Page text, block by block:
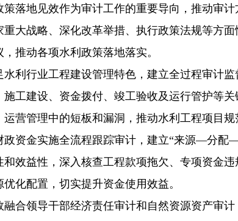
落地见效作为审计工作的重要导向，推动审
大战略、深化改革举措、执行政策法规等方
推动各项水利政策落地落实。
利行业工程建设管理特色，建立全过程审计
工建设、资金拨付、竣工验收及运行管护等
营管理中的短板和漏洞，推动水利工程项目规
政资金实施全流程跟踪审计，建立“来源—分
效益性，深入核查工程款项拖欠、专项资金
化配置，切实提升资金使用效益。
合领导干部经济责任审计和自然资源资产审